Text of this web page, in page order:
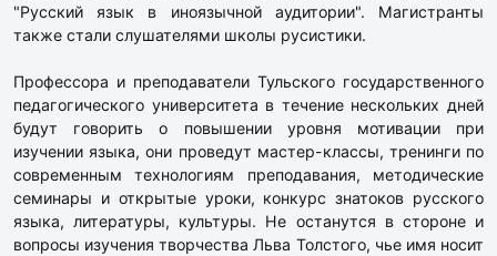
"Русский язык в иноязычной аудитории". Магистранты
также стали слушателями школы русистики.
Профессора и преподаватели Тульского государственного
педагогического университета в течение нескольких дней
будут говорить о повышении уровня мотивации при
изучении языка, они проведут мастер-классы, тренинги по
современным технологиям преподавания, методические
семинары и открытые уроки, конкурс знатоков русского
языка, литературы, культуры. Не останутся в стороне и
вопросы изучения творчества Льва Толстого, чье имя носит